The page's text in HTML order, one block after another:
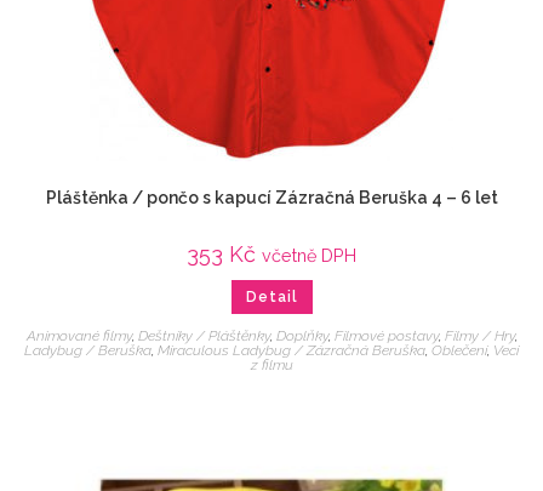
Pláštěnka / pončo s kapucí Zázračná Beruška 4 – 6 let
353 Kč včetně DPH
Detail
Animované filmy, Deštníky / Pláštěnky, Doplňky, Filmové postavy, Filmy / Hry,
Ladybug / Beruška Miraculous Ladybug / Zázračná Beruška Oblečení, Veci
z filmu